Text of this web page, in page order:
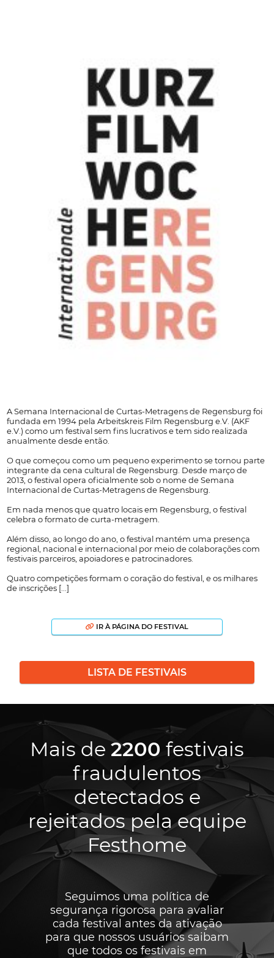
A Semana Internacional de Curtas-Metragens de Regensburg foi
fundada em 1994 pela Arbeitskreis Film Regensburg e.V. (AKF
e.V.) como um festival sem fins lucrativos e tem sido realizada
anualmente desde então.
O que começou como um pequeno experimento se tornou parte
integrante da cena cultural de Regensburg. Desde março de
2013, o festival opera oficialmente sob o nome de Semana
Internacional de Curtas-Metragens de Regensburg.
Em nada menos que quatro locais em Regensburg, o festival
celebra o formato de curta-metragem.
Além disso, ao longo do ano, o festival mantém uma presença
regional, nacional e internacional por meio de colaborações com
festivais parceiros, apoiadores e patrocinadores.
Quatro competições formam o coração do festival, e os milhares
de inscrições [...]
IR À PÁGINA DO FESTIVAL
LISTA DE FESTIVAIS
Mais de2200 festivais
fraudulentos
detectados e
rejeitados pela equipe
Festhome
Seguimos uma política de
segurança rigorosa para avaliar
cada festival antes da ativação
para que nossos usuários saibam
que todos os festivais em